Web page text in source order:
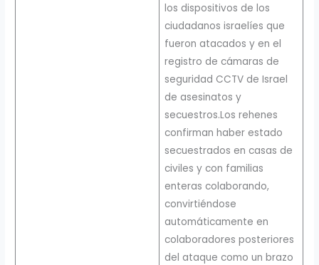
los dispositivos de los
ciudadanos israelíes que
fueron atacados y en el
registro de cámaras de
seguridad CCTV de Israel
de asesinatos y
secuestros.Los rehenes
confirman haber estado
secuestrados en casas de
civiles y con familias
enteras colaborando,
convirtiéndose
automáticamente en
colaboradores posteriores
del ataque como un brazo